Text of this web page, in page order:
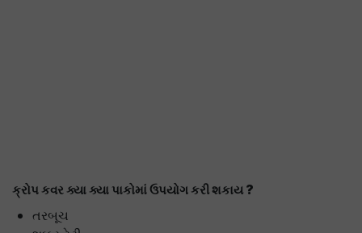
ક્રોપ કવર ક્યા ક્યા પાકોમાં ઉપયોગ કરી શકાય ?
તરબૂચ